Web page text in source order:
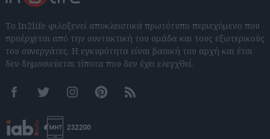
Το In2life φιλοξενεί αποκλειστικά πρωτότυπο περιεχόμενο που
προέρχεται από την συντακτική του ομάδα και τους εξωτερικούς
του συνεργάτες. Η εγκυρότητα είναι βασική του αρχή και έτσι
δεν δημοσιεύεται τίποτα που δεν έχει ελεγχθεί.
FacebookTwitter InstagramPinterestRSS feeds